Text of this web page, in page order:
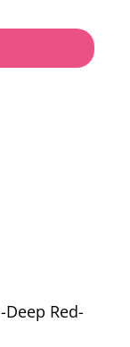
Red-